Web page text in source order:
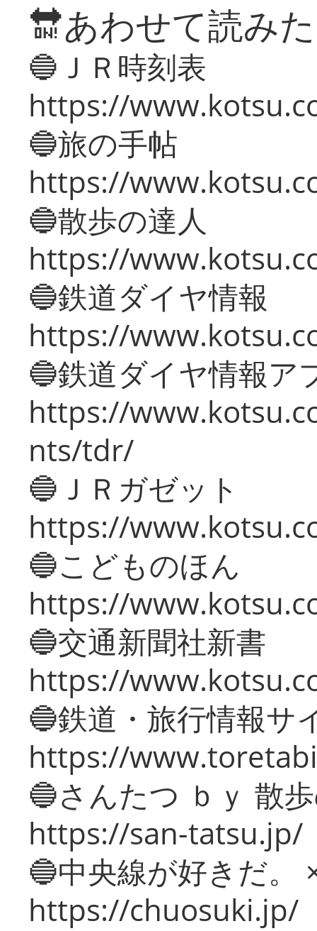
🔛あわせて読み
🔵ＪＲ時刻表
https://
🔵旅の手帖
https://
🔵散歩の達人
https://
🔵鉄道ダイヤ情報
https://
🔵鉄道ダイヤ情報ア
https://
nts/tdr/
🔵ＪＲガゼット
https://
🔵こどものほん
https://
🔵交通新聞社新書
https://
🔵鉄道・旅行情報サ
https://
🔵さんたつ ｂｙ 散
https://san-tatsu.jp/
🔵中央線が好きだ。
https://chuosuki.jp/